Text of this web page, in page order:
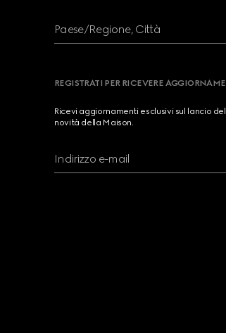
Paese/Regione, Città
REGISTRATI PER RICEVERE
Ricevi aggiornamenti esclusivi sul lancio
novità della Maison.
Indirizzo e-mail